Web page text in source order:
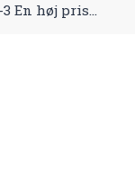
3 En høj pris…